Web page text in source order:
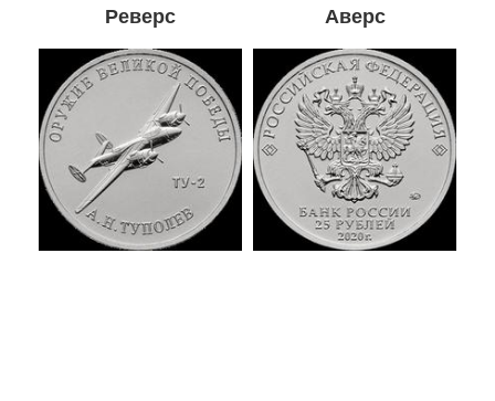
Реверс Аверс